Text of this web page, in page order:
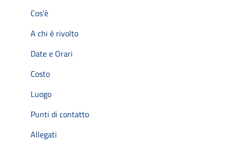
Cos'è
A chi è rivolto
Date e Orari
Costo
Luogo
Punti di contatto
Allegati